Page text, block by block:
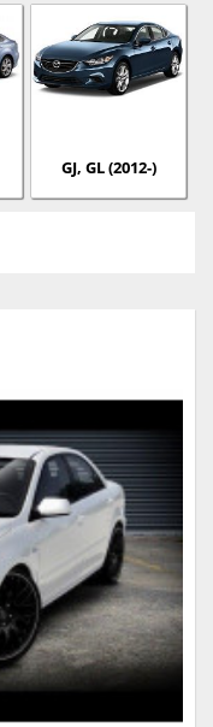
GJ, GL (2012-)